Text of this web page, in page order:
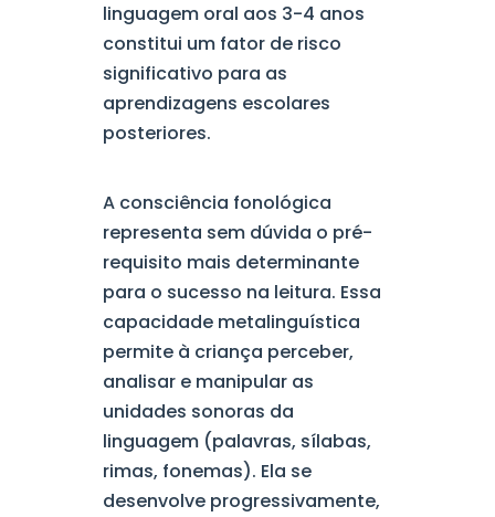
linguagem oral aos 3-4 anos
constitui um fator de risco
significativo para as
aprendizagens escolares
posteriores.
A consciência fonológica
representa sem dúvida o pré-
requisito mais determinante
para o sucesso na leitura. Essa
capacidade metalinguística
permite à criança perceber,
analisar e manipular as
unidades sonoras da
linguagem (palavras, sílabas,
rimas, fonemas). Ela se
desenvolve progressivamente,